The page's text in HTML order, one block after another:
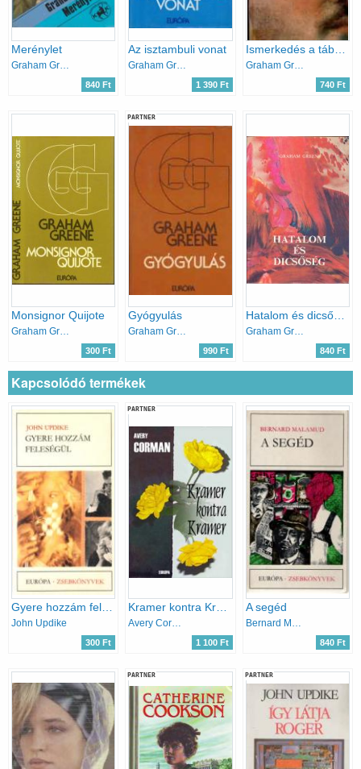
Merénylet
Graham Greene
840 Ft
Az isztambuli vonat
Graham Greene
1 390 Ft
Ismerkedés a tábornokkal (mérleg)
Graham Greene
740 Ft
Monsignor Quijote
Graham Greene
300 Ft
PARTNER
Gyógyulás
Graham Greene
990 Ft
Hatalom és dicsőség
Graham Greene
840 Ft
Kapcsolódó termékek
John Updike
300 Ft
PARTNER
Avery Corman
1 100 Ft
A segéd
Bernard Malamud
840 Ft
PARTNER PARTNER